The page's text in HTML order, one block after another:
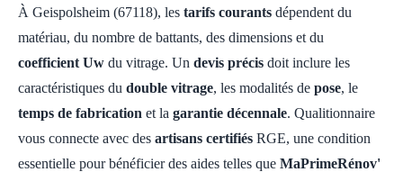
À Geispolsheim (67118), les tarifs courants dépendent du
matériau, du nombre de battants, des dimensions et du
coefficient Uw du vitrage. Un devis précis doit inclure les
caractéristiques du double vitrage, les modalités de pose, le
temps de fabrication et la garantie décennale. Qualitionnaire
vous connecte avec des artisans certifiés RGE, une condition
essentielle pour bénéficier des aides telles que MaPrimeRénov'